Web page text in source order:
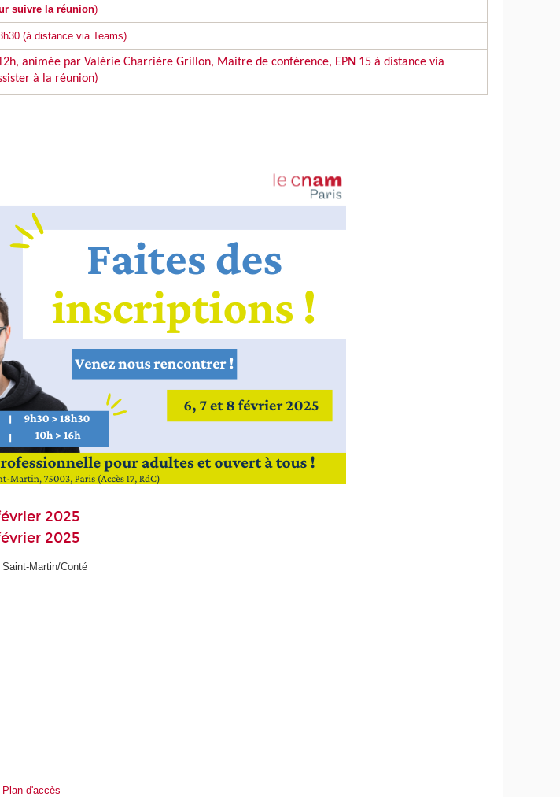
suivre la réunion)
(à distance via Teams)
animée par Valérie Charrière Grillon, Maitre de conférence, EPN 15 à distance via
à la réunion)
2025
2025
Saint-Martin/Conté
Plan d'accès